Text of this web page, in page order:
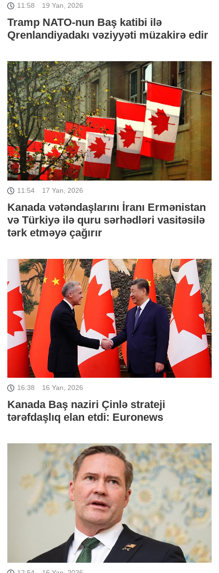
11:58 19 Yan, 2026
Tramp NATO-nun Baş katibi ilə
Qrenlandiyadakı vəziyyəti müzakirə edir
11:54 17 Yan, 2026
Kanada vətəndaşlarını İranı Ermənistan
və Türkiyə ilə quru sərhədləri vasitəsilə
tərk etməyə çağırır
16:38 16 Yan, 2026
Kanada Baş naziri Çinlə strateji
tərəfdaşlıq elan etdi: Euronews